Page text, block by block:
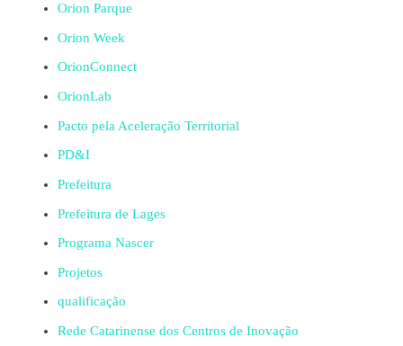
Orion Parque
Orion Week
OrionConnect
OrionLab
Pacto pela Aceleração Territorial
PD&I
Prefeitura
Prefeitura de Lages
Programa Nascer
Projetos
qualificação
Rede Catarinense dos Centros de Inovação